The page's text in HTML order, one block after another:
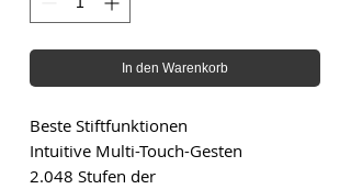
In den Warenkorb
Beste Stiftfunktionen
Intuitive Multi-Touch-Gesten
2.048 Stufen der